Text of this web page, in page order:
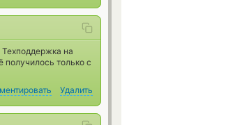
на
только с
Удалить